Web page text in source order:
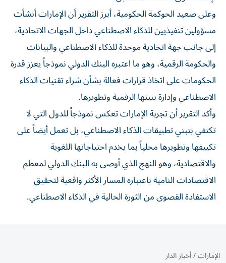
وعلى صعيد الحوكمة الحكومية، أبرز التقرير أن الإمارات أنشأت
مسؤولين تنفيذيين للذكاء الاصطناعي داخل الجهات الاتحادية،
إلى جانب جهة اتحادية موحدة للذكاء الاصطناعي والبيانات
والحكومة الرقمية، وهو ما اعتبره البنك الدولي نموذجاً يعزز قدرة
الحكومات على اتخاذ قرارات فعالة بشأن شراء تقنيات الذكاء
الاصطناعي وإدارة بنيتها الرقمية وتطويرها.
وأكد التقرير أن تجربة الإمارات تعكس نموذجاً للدول التي لا
تكتفي بتبني تطبيقات الذكاء الاصطناعي، بل تعمل أيضاً على
تكييفها وتطويرها محلياً بما يخدم احتياجاتها اللغوية
والاقتصادية، وهو النهج الذي أوصى به البنك الدولي لمعظم
الاقتصادات النامية باعتباره المسار الأكثر واقعية لتحقيق
الاستفادة القصوى من الثورة الحالية في الذكاء الاصطناعي.
الإمارات/أخبار الدار